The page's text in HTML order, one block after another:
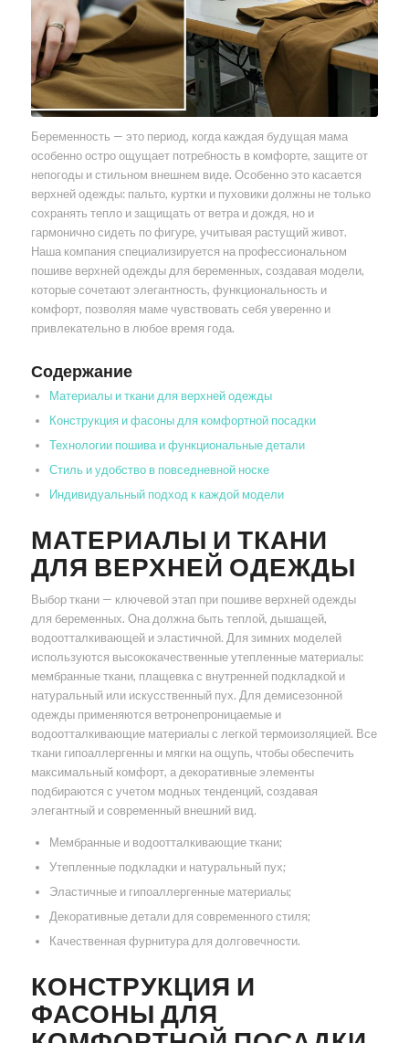
Беременность — это период, когда каждая будущая мама
особенно остро ощущает потребность в комфорте, защите от
непогоды и стильном внешнем виде. Особенно это касается
верхней одежды: пальто, куртки и пуховики должны не только
сохранять тепло и защищать от ветра и дождя, но и
гармонично сидеть по фигуре, учитывая растущий живот.
Наша компания специализируется на профессиональном
пошиве верхней одежды для беременных, создавая модели,
которые сочетают элегантность, функциональность и
комфорт, позволяя маме чувствовать себя уверенно и
привлекательно в любое время года.
Содержание
Материалы и ткани для верхней одежды
Конструкция и фасоны для комфортной посадки
Технологии пошива и функциональные детали
Стиль и удобство в повседневной носке
Индивидуальный подход к каждой модели
МАТЕРИАЛЫ И ТКАНИ
ДЛЯ ВЕРХНЕЙ ОДЕЖДЫ
Выбор ткани — ключевой этап при пошиве верхней одежды
для беременных. Она должна быть теплой, дышащей,
водоотталкивающей и эластичной. Для зимних моделей
используются высококачественные утепленные материалы:
мембранные ткани, плащевка с внутренней подкладкой и
натуральный или искусственный пух. Для демисезонной
одежды применяются ветронепроницаемые и
водоотталкивающие материалы с легкой термоизоляцией. Все
ткани гипоаллергенны и мягки на ощупь, чтобы обеспечить
максимальный комфорт, а декоративные элементы
подбираются с учетом модных тенденций, создавая
элегантный и современный внешний вид.
Мембранные и водоотталкивающие ткани;
Утепленные подкладки и натуральный пух;
Эластичные и гипоаллергенные материалы;
Декоративные детали для современного стиля;
Качественная фурнитура для долговечности.
КОНСТРУКЦИЯ И
ФАСОНЫ ДЛЯ